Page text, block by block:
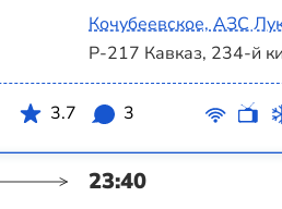
Кочубеевское, АЗС
Р-217 Кавказ, 234-й
3.7 3
23:40